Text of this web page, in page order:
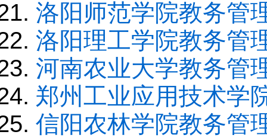
洛阳师范学院教务管
洛阳理工学院教务管
河南农业大学教务管
郑州工业应用技术学
信阳农林学院教务管